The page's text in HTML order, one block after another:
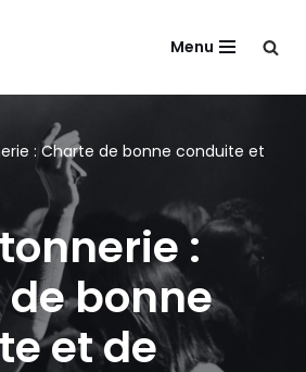
Menu
: Charte de bonne conduite et
:
bonne
et de